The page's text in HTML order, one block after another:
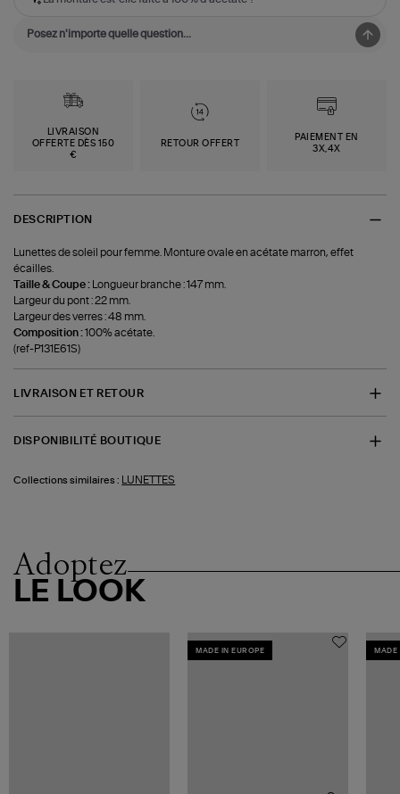
LIVRAISON
OFFERTE DÈS 150
€
RETOUR OFFERT
PAIEMENT EN
3X,4X
DESCRIPTION
Lunettes de soleil pour femme. Monture ovale en acétate marron, effet
écailles.
Taille & Coupe :
Longueur branche : 147 mm.
Largeur du pont : 22 mm.
Largeur des verres : 48 mm.
Composition :100% acétate.
(ref-P131E61S)
LIVRAISON ET RETOUR
DISPONIBILITÉ BOUTIQUE
Collections similaires : LUNETTES
Adoptez
LE LOOK
MADE IN EUROPE MADE